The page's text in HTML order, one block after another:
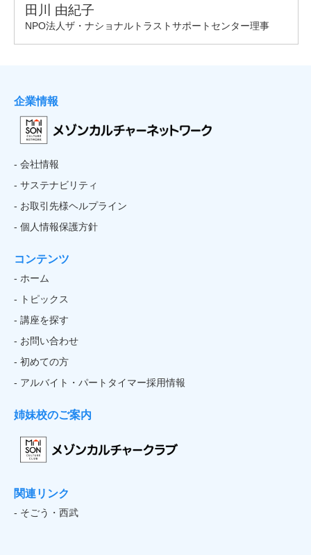
企業情報
- 会社情報
- サステナビリティ
- お取引先様ヘルプライン
- 個人情報保護方針
コンテンツ
- ホーム
- トピックス
- 講座を探す
- お問い合わせ
- 初めての方
- アルバイト・パートタイマー採用情報
姉妹校のご案内
関連リンク
- そごう・西武